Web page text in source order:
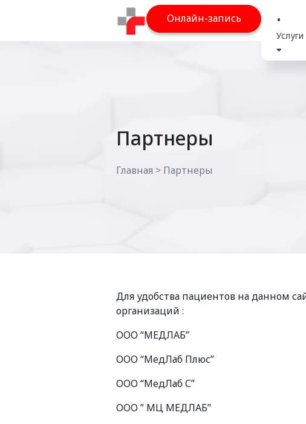
Онлайн-запись
Услуги
Партнеры
Главная > Партнеры
Для удобства пациентов на данном
организаций :
ООО “МЕДЛАБ”
ООО “МедЛаб Плюс”
ООО “МедЛаб С”
ООО ” МЦ МЕДЛАБ”